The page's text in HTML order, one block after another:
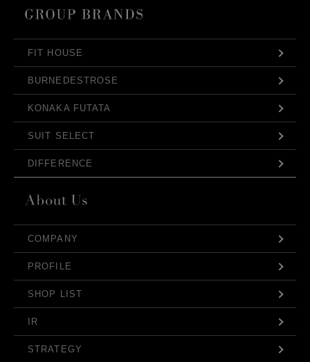
FIT HOUSE
BURNEDESTROSE
KONAKA FUTATA
SUIT SELECT
DIFFERENCE
COMPANY
PROFILE
SHOP LIST
IR
STRATEGY